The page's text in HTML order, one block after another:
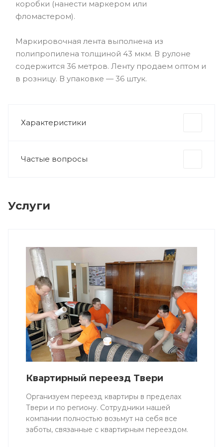
коробки (нанести маркером или
фломастером).
Маркировочная лента выполнена из
полипропилена толщиной 43 мкм. В рулоне
содержится 36 метров. Ленту продаем оптом и
в розницу. В упаковке — 36 штук.
Характеристики
Частые вопросы
Услуги
Квартирный переезд Твери
Организуем переезд квартиры в пределах
Твери и по региону. Сотрудники нашей
компании полностью возьмут на себя все
заботы, связанные с квартирным переездом.